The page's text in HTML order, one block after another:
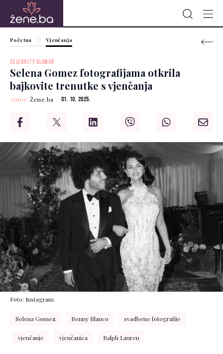
Početna Vjenčanja
CELEBRITY GLAMUR
Selena Gomez fotografijama otkrila
bajkovite trenutke s vjenčanja
Autor:Žene.ba 01. 10. 2025.
Foto: Instagram
Selena Gomez Benny Blanco svadbene fotografije
vjenčanje vjenčanica Ralph Lauren